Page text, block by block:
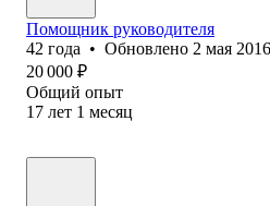
Помощник руководителя
42 года • Обновлено 2 мая 2016
20 000 ₽
Общий опыт
17 лет 1 месяц